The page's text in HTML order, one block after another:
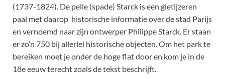
(1737-1824). De pelle (spade) Starck is een gietijzeren
paal met daarop historische informatie over de stad Parijs
en vernoemd naar zijn ontwerper Philippe Starck. Er staan
er zo’n 750 bij allerlei historische objecten. Om het park te
bereiken moet je onder de hoge flat door en kom je in de
18e eeuw terecht zoals de tekst beschrijft.